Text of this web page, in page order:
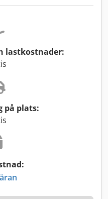
lastkostnader:
på plats: